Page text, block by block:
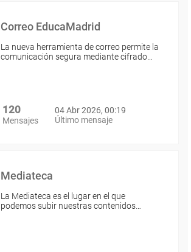
Correo EducaMadrid
La nueva herramienta de correo permite la
comunicación segura mediante cifrado…
120
Mensajes
04 Abr 2026, 00:19
Último mensaje
Mediateca
La Mediateca es el lugar en el que
podemos subir nuestras contenidos…